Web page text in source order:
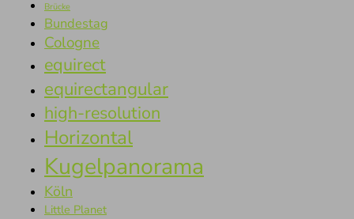
Brücke
Bundestag
Cologne
equirect
equirectangular
high-resolution
Horizontal
Kugelpanorama
Köln
Little Planet